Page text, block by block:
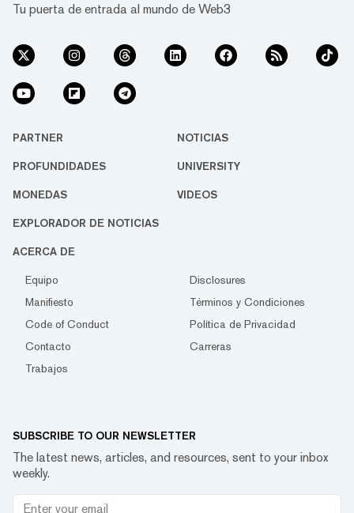
Tu puerta de entrada al mundo de Web3
PARTNER NOTICIAS
PROFUNDIDADES UNIVERSITY
MONEDAS VIDEOS
EXPLORADOR DE NOTICIAS
ACERCA DE
Equipo
Disclosures
Manifiesto
Términos y Condiciones
Code of Conduct
Política de Privacidad
Contacto
Carreras
Trabajos
SUBSCRIBE TO OUR NEWSLETTER
The latest news, articles, and resources, sent to your inbox
weekly.